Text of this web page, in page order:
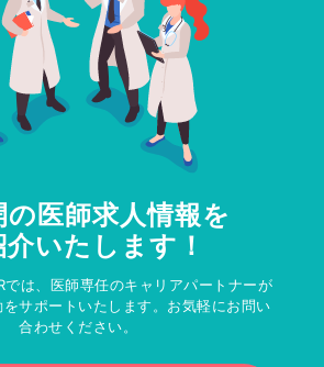
の医師求人情報を
介いたします！
では、医師専任のキャリアパートナーが
サポートいたします。お気軽にお問い
合わせください。